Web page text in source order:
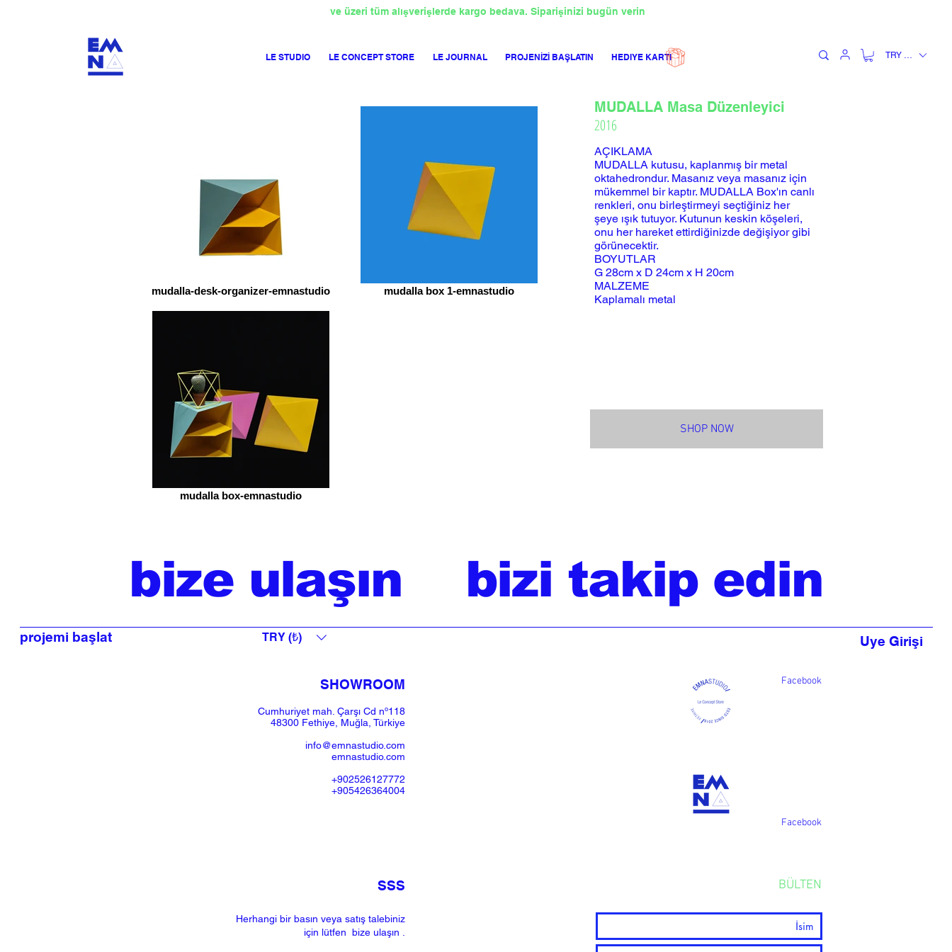
LE STUDIO LE CONCEPT STORE LE JOURNAL PROJENİZİ BAŞLATIN HEDIYE KARTI
ve üzeri tüm alışverişlerde kargo bedava. Siparişinizi bugün verin
TRY (₺)
mudalla-desk-organizer-emnastudio mudalla box 1-emnastudio
mudalla box-emnastudio
MUDALLA Masa Düzenleyici
2016
AÇIKLAMA
MUDALLA kutusu, kaplanmış bir metal
oktahedrondur. Masanız veya masanız için
mükemmel bir kaptır. MUDALLA Box'ın canlı
renkleri, onu birleştirmeyi seçtiğiniz her
şeye ışık tutuyor. Kutunun keskin köşeleri,
onu her hareket ettirdiğinizde değişiyor gibi
görünecektir.
BOYUTLAR
G 28cm x D 24cm x H 20cm
MALZEME
Kaplamalı metal
SHOP NOW
bize ulaşın bizi takip edin
Uye Girişi
projemi başlat TRY (₺)
SHOWROOM​
Cumhuriyet mah. Çarşı Cd nº118
48300 Fethiye, Muğla, Türkiye
info@emnastudio.com
emnastudio.com
+902526127772
+905426364004
Facebook
Facebook
SSS
Herhangi bir basın veya satış talebiniz
için lütfen bize ulaşın .
BÜLTEN